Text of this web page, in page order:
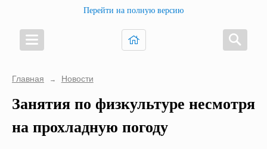
Перейти на полную версию
Главная → Новости
Занятия по физкультуре несмотря
на прохладную погоду